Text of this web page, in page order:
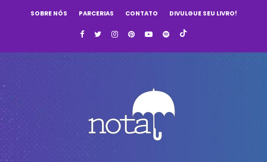
SOBRE NÓS PARCERIAS CONTATO DIVULGUE SEU LIVRO!